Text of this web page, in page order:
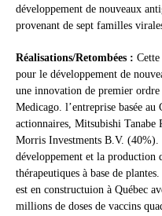
développement de nouveaux
provenant de sept familles
Réalisations/Retombées :
pour le développement de
une innovation de premier
Medicago. l’entreprise basée au
actionnaires, Mitsubishi
Morris Investments B.V. (40%).
développement et la production
thérapeutiques à base de
est en constructuion à Québec
millions de doses de vaccins